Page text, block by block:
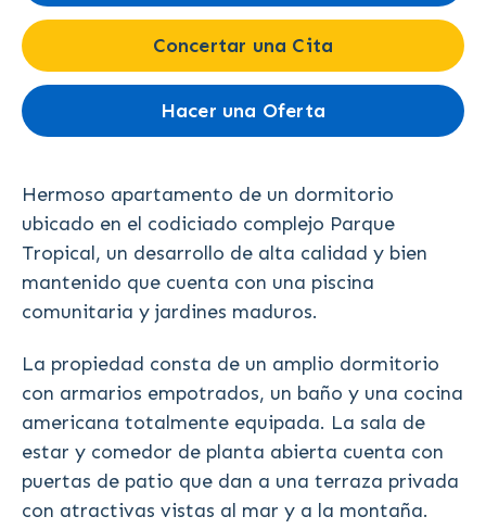
Concertar una Cita
Hacer una Oferta
Hermoso apartamento de un dormitorio
ubicado en el codiciado complejo Parque
Tropical, un desarrollo de alta calidad y bien
mantenido que cuenta con una piscina
comunitaria y jardines maduros.
La propiedad consta de un amplio dormitorio
con armarios empotrados, un baño y una cocina
americana totalmente equipada. La sala de
estar y comedor de planta abierta cuenta con
puertas de patio que dan a una terraza privada
con atractivas vistas al mar y a la montaña.